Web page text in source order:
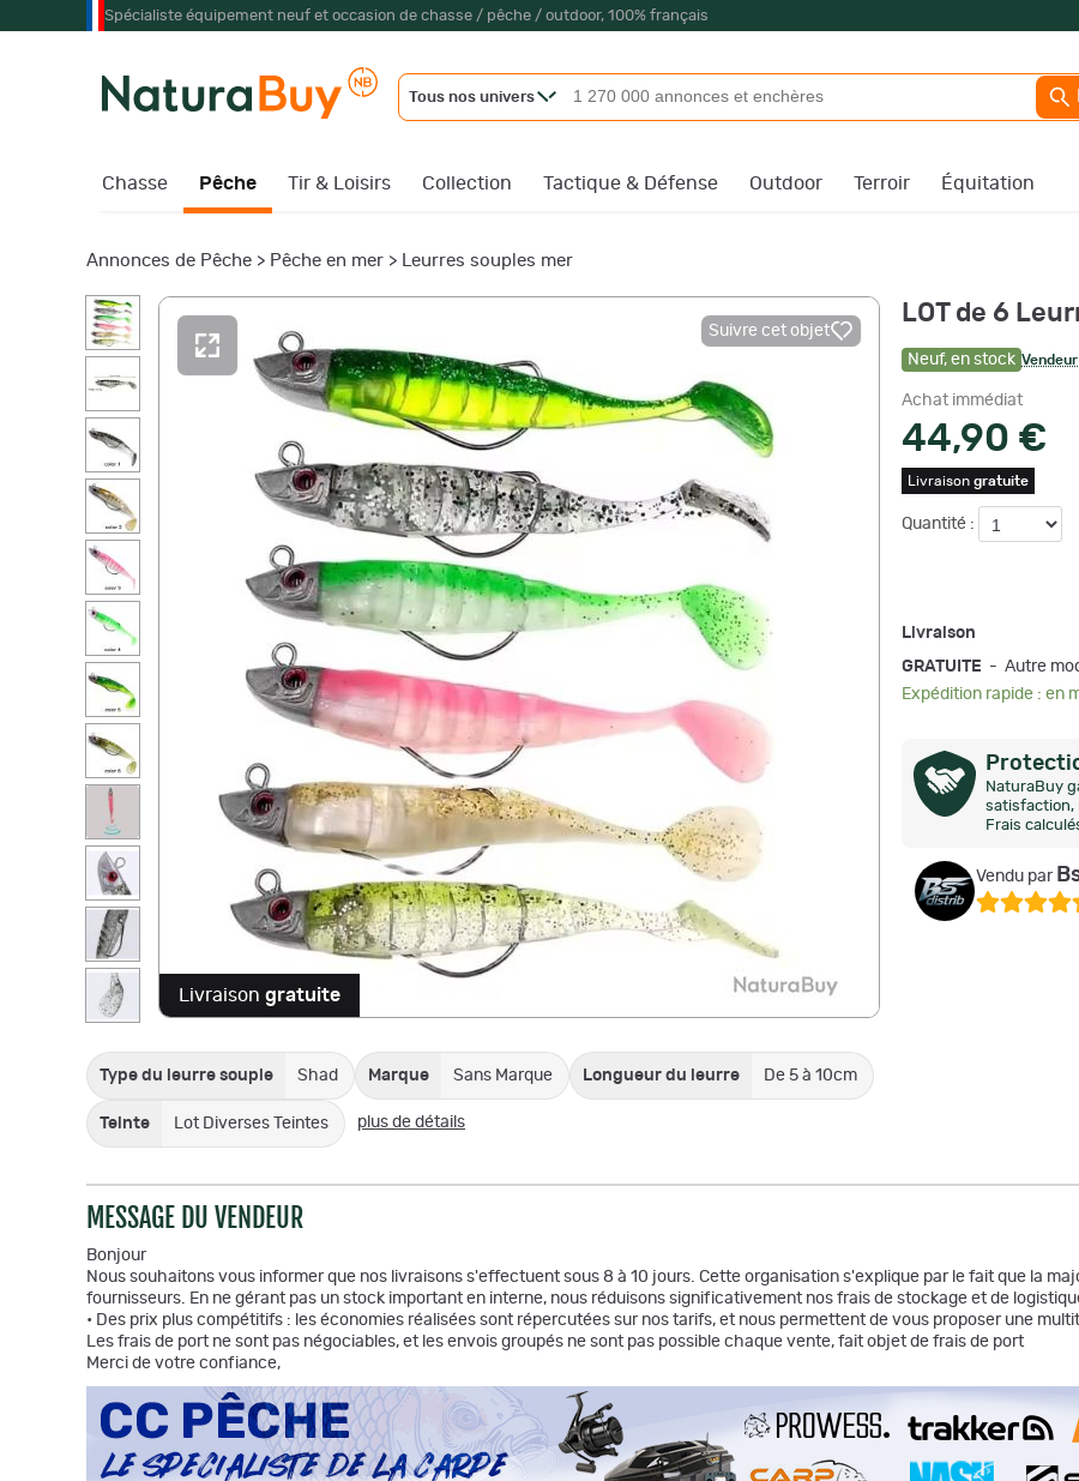
Spécialiste équipement neuf et occasion de chasse / pêche / outdoor, 100% français
Tous nos univers
Chasse Pêche Tir & Loisirs Collection Tactique & Défense Outdoor Terroir Équitation
Annonces de Pêche > Pêche en mer > Leurres souples mer
Livraison gratuite
Suivre cet objet
Type du leurre souple Shad Marque Sans Marque Longueur du leurre De 5 à 10cm
Teinte Lot Diverses Teintes plus de détails
LOT de 6
Neuf, en stock
Achat immédiat
44,90 €
Livraison gratuite
Quantité :
Livraison
GRATUITE - Autre
Expédition rapide : en
NaturaBuy
satisfaction,
Frais
Vendu par
MESSAGE DU VENDEUR
Bonjour
Nous souhaitons vous informer que nos livraisons s'effectuent sous 8 à 10 jours. Cette organisation s'explique par le fait que la
fournisseurs. En ne gérant pas un stock important en interne, nous réduisons significativement nos frais de stockage et de
• Des prix plus compétitifs : les économies réalisées sont répercutées sur nos tarifs, et nous permettent de vous proposer une
Les frais de port ne sont pas négociables, et les envois groupés ne sont pas possible chaque vente, fait objet de frais de port
Merci de votre confiance,